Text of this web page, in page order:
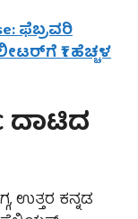
ಫೆಬ್ರವರಿ
₹1 ಹೆಚ್ಚಳ
ದಾಟಿದ
ಉತ್ತರ ಕನ್ನಡ